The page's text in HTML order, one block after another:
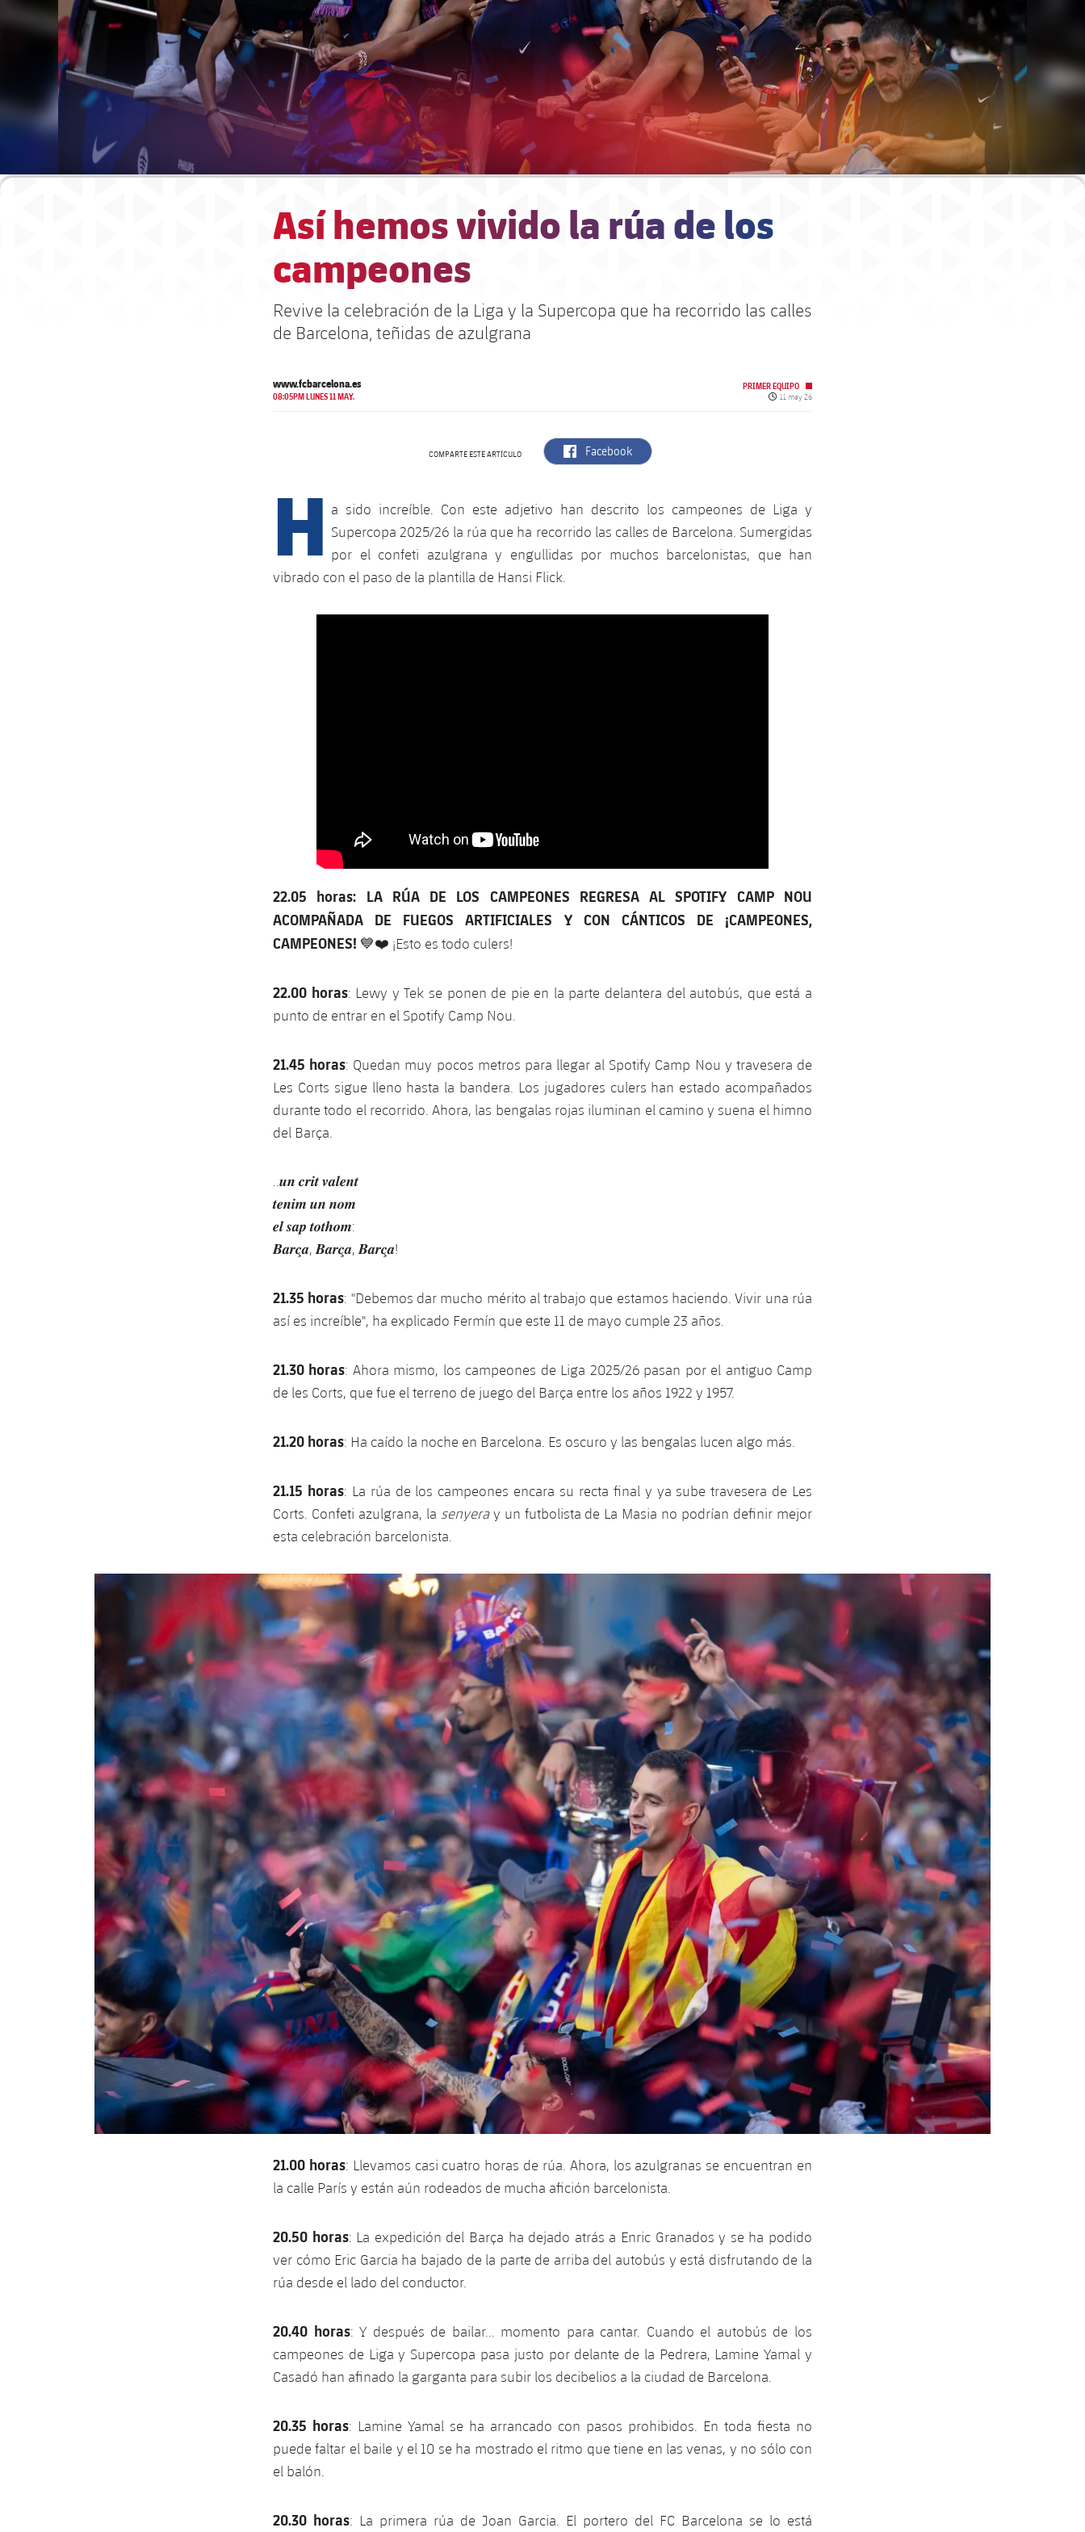
Así hemos vivido la rúa de los
campeones
Revive la celebración de la Liga y la Supercopa que ha recorrido las calles
de Barcelona, ​​teñidas de azulgrana
www.fcbarcelona.es
08:05PM LUNES 11 MAY.
PRIMER EQUIPO
Fecha de publicación
11 may 26
COMPARTE ESTE ARTÍCULO label.aria.facebook
Facebook
H a sido increíble. Con este adjetivo han descrito los campeones de Liga y
Supercopa 2025/26 la rúa que ha recorrido las calles de Barcelona. Sumergidas
por el confeti azulgrana y engullidas por muchos barcelonistas, que han
vibrado con el paso de la plantilla de Hansi Flick.
22.05 horas: LA RÚA DE LOS CAMPEONES REGRESA AL SPOTIFY CAMP NOU
ACOMPAÑADA DE FUEGOS ARTIFICIALES Y CON CÁNTICOS DE ¡CAMPEONES,
CAMPEONES! 💙❤️ ¡Esto es todo culers!
22.00 horas: Lewy y Tek se ponen de pie en la parte delantera del autobús, que está a
punto de entrar en el Spotify Camp Nou.
21.45 horas: Quedan muy pocos metros para llegar al Spotify Camp Nou y travesera de
Les Corts sigue lleno hasta la bandera. Los jugadores culers han estado acompañados
durante todo el recorrido. Ahora, las bengalas rojas iluminan el camino y suena el himno
del Barça.
..𝒖𝒏 𝒄𝒓𝒊𝒕 𝒗𝒂𝒍𝒆𝒏𝒕
𝒕𝒆𝒏𝒊𝒎 𝒖𝒏 𝒏𝒐𝒎
𝒆𝒍 𝒔𝒂𝒑 𝒕𝒐𝒕𝒉𝒐𝒎:
𝑩𝒂𝒓𝒄̧𝒂, 𝑩𝒂𝒓𝒄̧𝒂, 𝑩𝒂𝒓𝒄̧𝒂!
21.35 horas: "Debemos dar mucho mérito al trabajo que estamos haciendo. Vivir una rúa
así es increíble", ha explicado Fermín que este 11 de mayo cumple 23 años.
21.30 horas: Ahora mismo, los campeones de Liga 2025/26 pasan por el antiguo Camp
de les Corts, que fue el terreno de juego del Barça entre los años 1922 y 1957.
21.20 horas: Ha caído la noche en Barcelona. Es oscuro y las bengalas lucen algo más.
21.15 horas: La rúa de los campeones encara su recta final y ya sube travesera de Les
Corts. Confeti azulgrana, la senyeray un futbolista de La Masia no podrían definir mejor
esta celebración barcelonista.
21.00 horas: Llevamos casi cuatro horas de rúa. Ahora, los azulgranas se encuentran en
la calle París y están aún rodeados de mucha afición barcelonista.
20.50 horas: La expedición del Barça ha dejado atrás a Enric Granados y se ha podido
ver cómo Eric Garcia ha bajado de la parte de arriba del autobús y está disfrutando de la
rúa desde el lado del conductor.
20.40 horas: Y después de bailar... momento para cantar. Cuando el autobús de los
campeones de Liga y Supercopa pasa justo por delante de la Pedrera, Lamine Yamal y
Casadó han afinado la garganta para subir los decibelios a la ciudad de Barcelona.
20.35 horas: Lamine Yamal se ha arrancado con pasos prohibidos. En toda fiesta no
puede faltar el baile y el 10 se ha mostrado el ritmo que tiene en las venas, y no sólo con
el balón.
20.30 horas: La primera rúa de Joan Garcia. El portero del FC Barcelona se lo está